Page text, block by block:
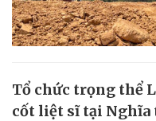
Tổ chức trọng thể
cốt liệt sĩ tại Nghĩa